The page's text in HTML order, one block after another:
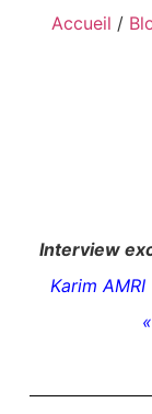
Accueil /
Interview
Karim AMRI